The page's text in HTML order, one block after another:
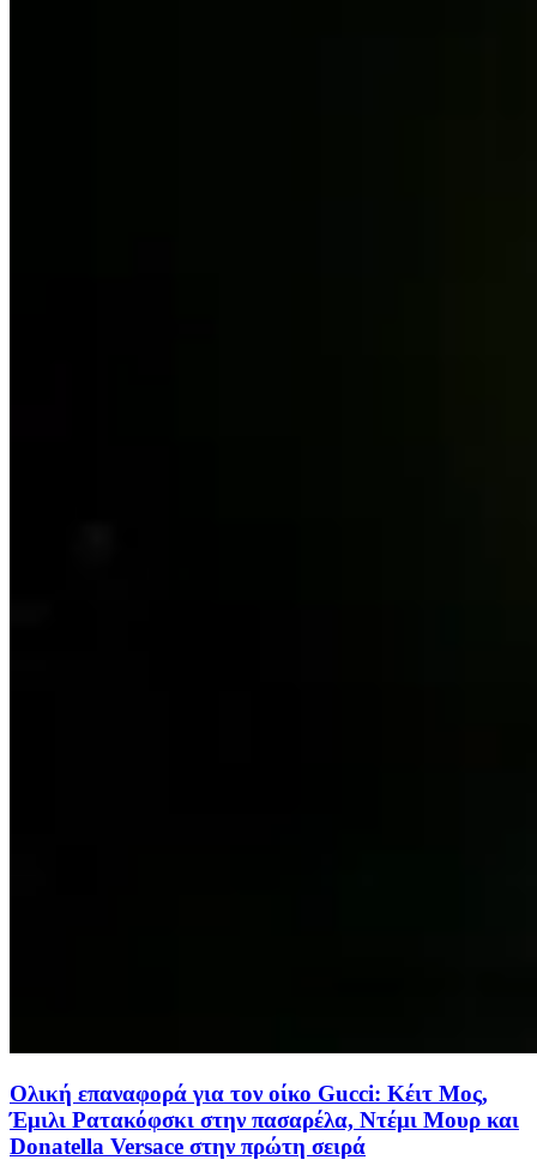
Ολική επαναφορά για τον οίκο Gucci: Κέιτ Μος,
Έμιλι Ρατακόφσκι στην πασαρέλα, Ντέμι Μουρ και
Donatella Versace στην πρώτη σειρά